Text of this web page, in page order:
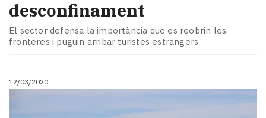
desconfinament
El sector defensa la importància que es reobrin les
fronteres i puguin arribar turistes estrangers
12/03/2020